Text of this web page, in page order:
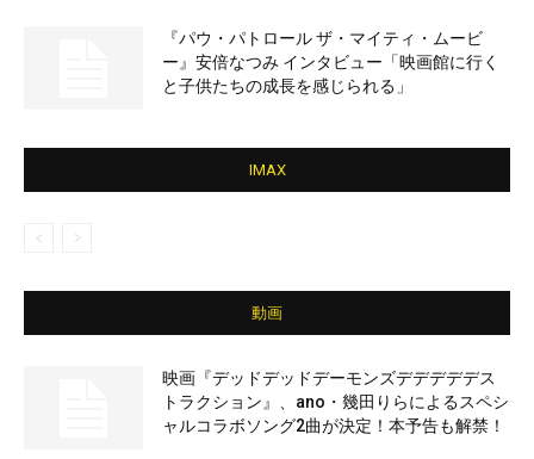
『パウ・パトロール ザ・マイティ・ムービ
ー』安倍なつみ インタビュー「映画館に行く
と子供たちの成長を感じられる」
IMAX
動画
映画『デッドデッドデーモンズデデデデデス
トラクション』、ano・幾田りらによるスペシ
ャルコラボソング2曲が決定！本予告も解禁！